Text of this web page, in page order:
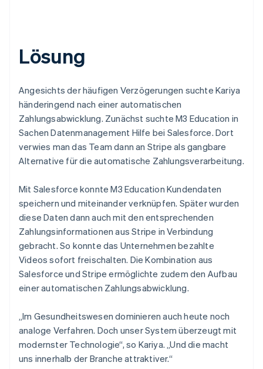
Lösung
Angesichts der häufigen Verzögerungen suchte Kariya
händeringend nach einer automatischen
Zahlungsabwicklung. Zunächst suchte M3 Education in
Sachen Datenmanagement Hilfe bei Salesforce. Dort
verwies man das Team dann an Stripe als gangbare
Alternative für die automatische Zahlungsverarbeitung.
Mit Salesforce konnte M3 Education Kundendaten
speichern und miteinander verknüpfen. Später wurden
diese Daten dann auch mit den entsprechenden
Zahlungsinformationen aus Stripe in Verbindung
gebracht. So konnte das Unternehmen bezahlte
Videos sofort freischalten. Die Kombination aus
Salesforce und Stripe ermöglichte zudem den Aufbau
einer automatischen Zahlungsabwicklung.
„Im Gesundheitswesen dominieren auch heute noch
analoge Verfahren. Doch unser System überzeugt mit
modernster Technologie“, so Kariya. „Und die macht
uns innerhalb der Branche attraktiver.“